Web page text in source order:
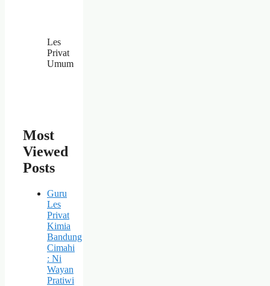
Les
Privat
Umum
Most
Viewed
Posts
Guru
Les
Privat
Kimia
Bandung
Cimahi
: Ni
Wayan
Pratiwi